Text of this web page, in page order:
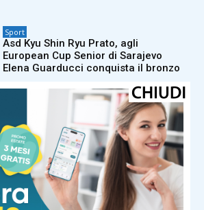
Sport
Asd Kyu Shin Ryu Prato, agli
European Cup Senior di Sarajevo
Elena Guarducci conquista il bronzo
Ac Prato, rammarico per
l’annullamento delle amichevoli con
Ravenna ed Empoli
Confartigianato Sport: un incontro
rivolto a tutte le realtà sportive